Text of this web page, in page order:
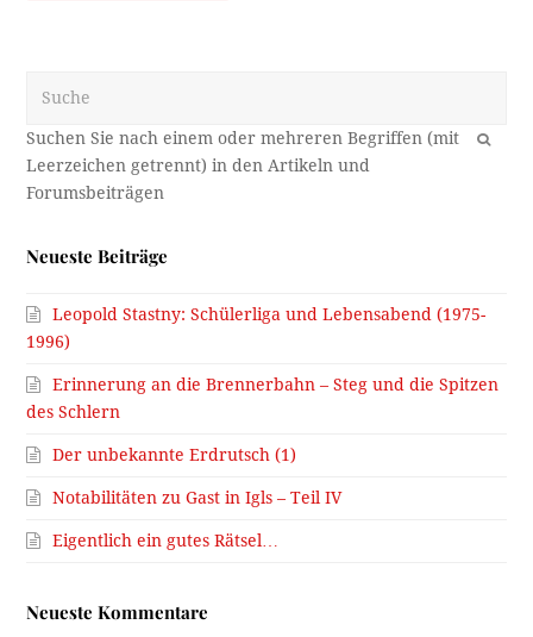
OK
Neueste Beiträge
Leopold Stastny: Schülerliga und Lebensabend (1975-
1996)
Erinnerung an die Brennerbahn – Steg und die Spitzen
des Schlern
Der unbekannte Erdrutsch (1)
Notabilitäten zu Gast in Igls – Teil IV
Eigentlich ein gutes Rätsel…
Neueste Kommentare